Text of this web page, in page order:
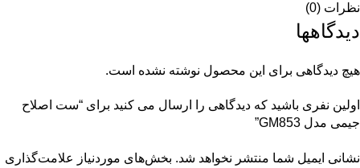
نظرات (0)
دیدگاهها
هیچ دیدگاهی برای این محصول نوشته نشده است.
اولین نفری باشید که دیدگاهی را ارسال می کنید برای “ست اصلاح
جیمی مدل GM853”
نشانی ایمیل شما منتشر نخواهد شد. بخش‌های موردنیاز علامت‌گذاری